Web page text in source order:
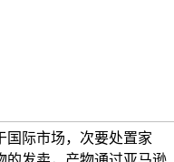
国际市场，次要处置家